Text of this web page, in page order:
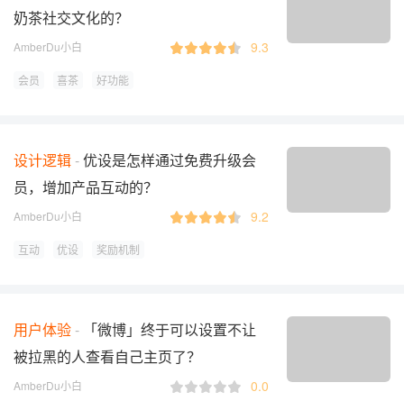
奶茶社交文化的？
AmberDu小白 9.3
会员 喜茶 好功能
设计逻辑 优设是怎样通过免费升级会
员，增加产品互动的？
AmberDu小白 9.2
互动 优设 奖励机制
用户体验
「微博」终于可以设置不让
被拉黑的人查看自己主页了？
AmberDu小白 0.0